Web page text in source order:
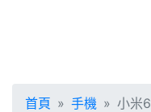
首頁 手機 小米6